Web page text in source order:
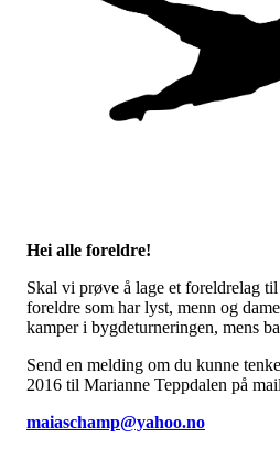
Hei alle foreldre!
Skal vi prøve å lage et foreldrelag
foreldre som har lyst, menn og
kamper i bygdeturneringen, mens
Send en melding om du kunne
2016 til Marianne Teppdalen på
maiaschamp@yahoo.no